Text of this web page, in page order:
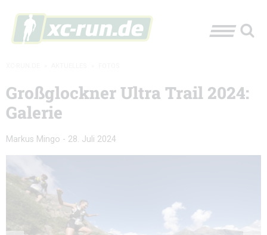
Großglockner Ultra Trail 2024:
Galerie
Markus Mingo - 28. Juli 2024